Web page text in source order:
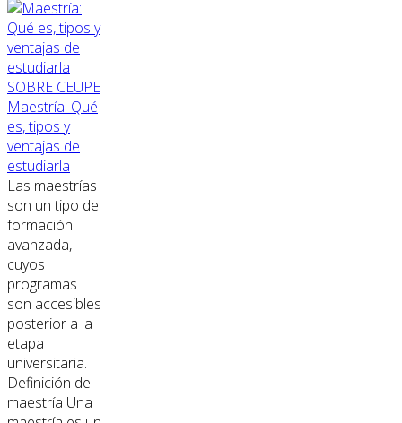
SOBRE CEUPE
Maestría: Qué
es, tipos y
ventajas de
estudiarla
Las maestrías
son un tipo de
formación
avanzada,
cuyos
programas
son accesibles
posterior a la
etapa
universitaria.
Definición de
maestría Una